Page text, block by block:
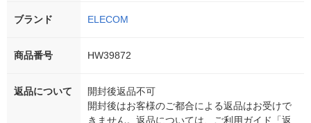
ブランド ELECOM
商品番号 HW39872
返品について
開封後返品不可
開封後はお客様のご都合による返品はお受けで
きません。返品については、ご利用ガイド「返